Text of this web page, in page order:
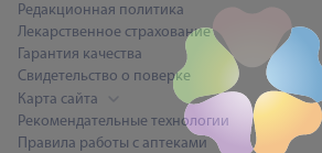
Редакционная политика
Лекарственное страхование
Гарантия качества
Свидетельство о поверке
Карта сайта
Рекомендательные технологии
Правила работы с аптеками